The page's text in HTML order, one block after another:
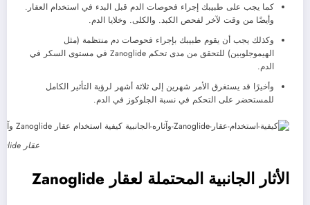
كما يجب على طبيبك إجراء فحوصات الدم قبل البدء في استخدام العقار.
وأيضًا من وقت لآخر لفحص الكبد. والكلى. وخلايا الدم.
وكذلك يجب أن يقوم طبيبك بإجراء فحوصات دم منتظمة (مثل
الهيموجلوبين) للتحقق من مدى تحكم Zanoglide في مستوى السكر في
الدم.
وأخيرًا قد يستغرق الأمر شهرين إلى ثلاثة أشهر لرؤية التأثير الكامل
للمستحضر على التحكم في نسبة الجلوكوز في الدم.
عقار Zanoglide
الأثار الجانبية المحتملة لعقار Zanoglide